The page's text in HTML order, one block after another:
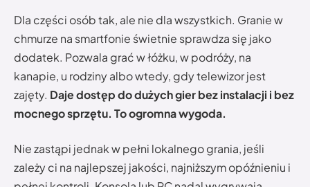
Dla części osób tak, ale nie dla wszystkich. Granie w
chmurze na smartfonie świetnie sprawdza się jako
dodatek. Pozwala grać w łóżku, w podróży, na
kanapie, u rodziny albo wtedy, gdy telewizor jest
zajęty. Daje dostęp do dużych gier bez instalacji i bez
mocnego sprzętu. To ogromna wygoda.
Nie zastąpi jednak w pełni lokalnego grania, jeśli
zależy ci na najlepszej jakości, najniższym opóźnieniu i